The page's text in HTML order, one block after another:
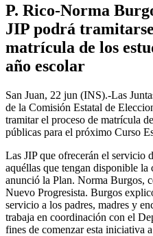
P. Rico-Norma
JIP podrá
matrícula de los
año escolar
San Juan, 22 jun (INS).-Las
de la Comisión Estatal de
tramitar el proceso de matrícula
públicas para el próximo Curso
Las JIP que ofrecerán el servicio
aquéllas que tengan disponible
anunció la Plan. Norma Burgos,
Nuevo Progresista. Burgos
servicio a los padres, madres y
trabaja en coordinación con el
fines de comenzar esta iniciativa